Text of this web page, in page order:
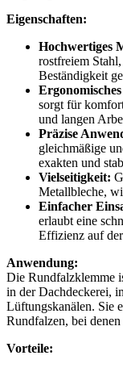
Eigenschaften:
Hochwertiges
rostfreiem
Beständigkeit
sorgt für
und langen
Präzise
gleichmäßige
exakten und
Vielseitigkeit:
Metallbleche,
Einfacher
erlaubt eine
Effizienz auf
Anwendung:
Die Rundfalzklemme
in der Dachdeckerei,
Lüftungskanälen. Sie
Rundfalzen, bei
Vorteile: